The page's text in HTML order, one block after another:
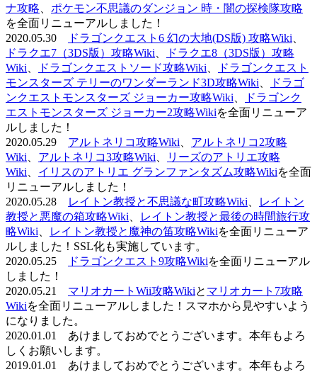
ナ攻略
ポケモン不思議のダンジョン 時・闇の探検隊攻略
を全面リニューアルしました！
2020.05.30
ドラゴンクエスト6 幻の大地(DS版) 攻略Wiki
ドラクエ7（3DS版）攻略Wiki
ドラクエ8（3DS版）攻略
Wiki
ドラゴンクエストソード攻略Wiki
ドラゴンクエスト
モンスターズ テリーのワンダーランド3D攻略Wiki
ドラゴ
ンクエストモンスターズ ジョーカー攻略Wiki
ドラゴンク
エストモンスターズ ジョーカー2攻略Wikiを全面リニューア
ルしました！
2020.05.29 アルトネリコ攻略Wiki
アルトネリコ2攻略
Wiki
アルトネリコ3攻略Wiki
リーズのアトリエ攻略
Wiki
イリスのアトリエ グランファンタズム攻略Wikiを全面
リニューアルしました！
2020.05.28
レイトン教授と不思議な町攻略Wiki
レイトン
教授と悪魔の箱攻略Wiki
レイトン教授と最後の時間旅行攻
略Wiki
レイトン教授と魔神の笛攻略Wikiを全面リニューア
ルしました！SSL化も実施しています。
2020.05.25
ドラゴンクエスト9攻略Wikiを全面リニューアル
しました！
2020.05.21 マリオカートWii攻略Wikiと マリオカート7攻略
Wikiを全面リニューアルしました！スマホから見やすいよう
になりました。
2020.01.01 あけましておめでとうございます。本年もよろ
しくお願いします。
2019.01.01 あけましておめでとうございます。本年もよろ